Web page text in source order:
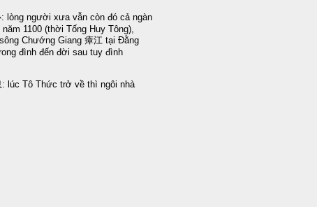
lòng người xưa vẫn còn đó cả ngàn
1100 (thời Tống Huy Tông),
Chướng Giang 瘴江 tại Đằng
đình đến đời sau tuy đình
lúc Tô Thức trở về thì ngôi nhà